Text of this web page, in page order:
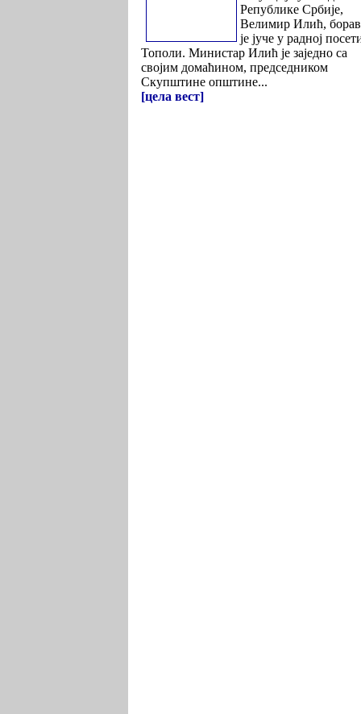
Републике Србије,
Велимир Илић,
је јуче у радној
Тополи. Министар Илић је заједно са
својим домаћином, председником
Скупштине општине...
[цела вест]